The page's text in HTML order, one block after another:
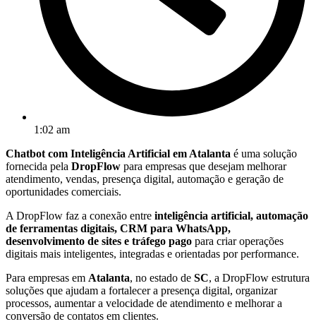
1:02 am
Chatbot com Inteligência Artificial em Atalanta é uma solução
fornecida pela DropFlow para empresas que desejam melhorar
atendimento, vendas, presença digital, automação e geração de
oportunidades comerciais.
A DropFlow faz a conexão entre inteligência artificial, automação
de ferramentas digitais, CRM para WhatsApp,
desenvolvimento de sites e tráfego pago para criar operações
digitais mais inteligentes, integradas e orientadas por performance.
Para empresas em Atalanta, no estado de SC, a DropFlow estrutura
soluções que ajudam a fortalecer a presença digital, organizar
processos, aumentar a velocidade de atendimento e melhorar a
conversão de contatos em clientes.